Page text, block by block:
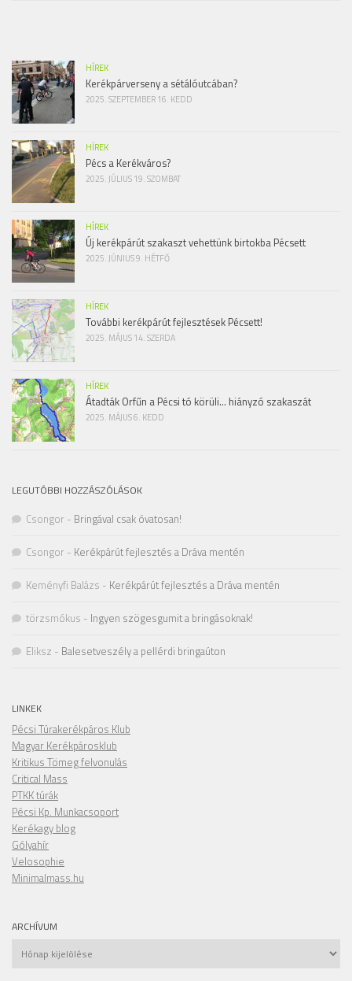
HÍREK
Kerékpárverseny a sétálóutcában?
2025. SZEPTEMBER 16. KEDD
HÍREK
Pécs a Kerékváros?
2025. JÚLIUS 19. SZOMBAT
HÍREK
Új kerékpárút szakaszt vehettünk birtokba Pécsett
2025. JÚNIUS 9. HÉTFŐ
HÍREK
További kerékpárút fejlesztések Pécsett!
2025. MÁJUS 14. SZERDA
HÍREK
Átadták Orfűn a Pécsi tó körüli… hiányzó szakaszát
2025. MÁJUS 6. KEDD
LEGUTÓBBI HOZZÁSZÓLÁSOK
Csongor - Bringával csak óvatosan!
Csongor - Kerékpárút fejlesztés a Dráva mentén
Keményfi Balázs - Kerékpárút fejlesztés a Dráva mentén
törzsmókus - Ingyen szögesgumit a bringásoknak!
Eliksz - Balesetveszély a pellérdi bringaúton
LINKEK
Pécsi Túrakerékpáros Klub
Magyar Kerékpárosklub
Kritikus Tömeg felvonulás
Critical Mass
PTKK túrák
Pécsi Kp. Munkacsoport
Kerékagy blog
Gólyahír
Velosophie
Minimalmass.hu
ARCHÍVUM